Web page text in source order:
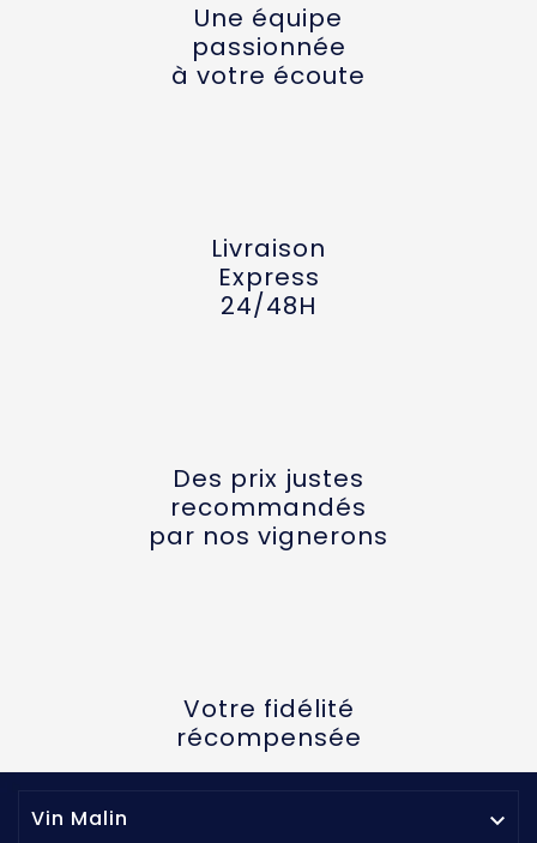
Une équipe
passionnée
à votre écoute
Livraison
Express
24/48H
Des prix justes
recommandés
par nos vignerons
Votre fidélité
récompensée
Vin Malin 